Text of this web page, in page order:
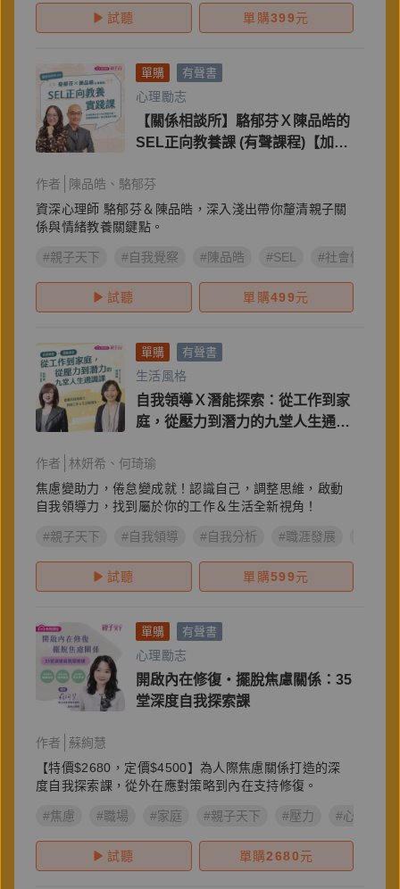
試聽 單購399元
單購 有聲書
心理勵志
【關係相談所】駱郁芬Ｘ陳品皓的
SEL正向教養課 (有聲課程)【加贈
作者 陳品皓
駱郁芬
資深心理師 駱郁芬＆陳品皓，深入淺出帶你釐清親子關
係與情緒教養關鍵點。
#親子天下 #自我覺察 #陳品皓 #SEL #社會情緒學習
試聽 單購499元
單購 有聲書
生活風格
自我領導Ｘ潛能探索：從工作到家
庭，從壓力到潛力的九堂人生通識
自我覺察表】
作者 林妍希
何琦瑜
焦慮變助力，倦怠變成就！認識自己，調整思維，啟動
自我領導力，找到屬於你的工作＆生活全新視角！
#親子天下 #自我領導 #自我分析 #職涯發展
試聽 單購599元
單購 有聲書
心理勵志
開啟內在修復・擺脫焦慮關係：35
堂深度自我探索課
作者
蘇絢慧
【特價$2680，定價$4500】為人際焦慮關係打造的深
度自我探索課，從外在應對策略到內在支持修復。
#焦慮 #職場 #家庭 #親子天下 #壓力 #心理
試聽 單購2680元